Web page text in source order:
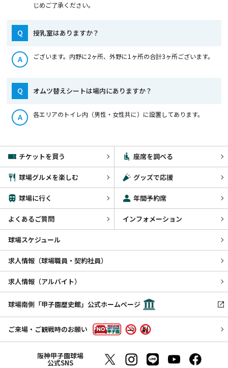
じめご了承ください。
Q 授乳室はありますか？
A ございます。内野に2ヶ所、外野に1ヶ所の合計3ヶ所ございます。
Q オムツ替えシートは場内にありますか？
A 各エリアのトイレ内（男性・女性共に）に設置してあります。
チケットを買う 座席を調べる
球場グルメを楽しむ グッズで応援
球場に行く 年間予約席
よくあるご質問 インフォメーション
球場スケジュール
求人情報（球場職員・契約社員）
求人情報（アルバイト）
球場南側「甲子園歴史館」公式ホームページ
ご来場・ご観戦時のお願い
阪神甲子園球場
公式SNS